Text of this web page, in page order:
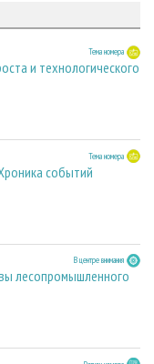
Тема номера
и технологического
Тема номера
событий
В центре внимания
лесопромышленного